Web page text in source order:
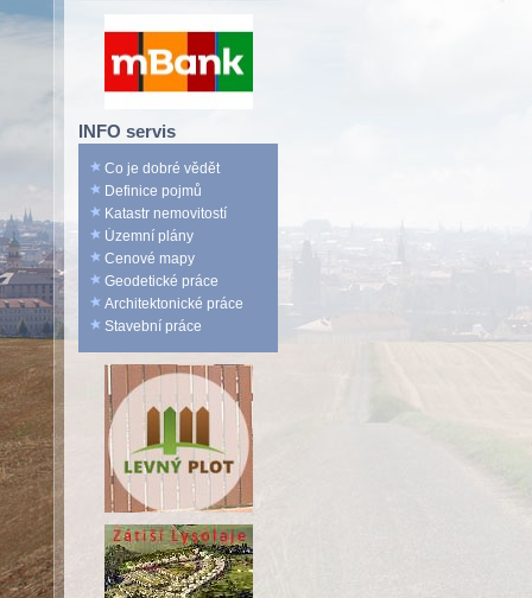
INFO servis
Co je dobré vědět
Definice pojmů
Katastr nemovitostí
Územní plány
Cenové mapy
Geodetické práce
Architektonické práce
Stavební práce